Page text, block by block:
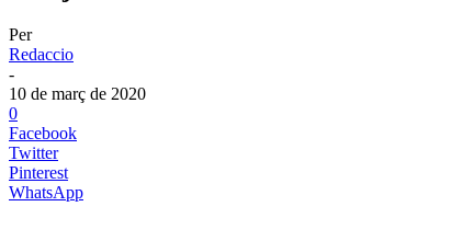
Per
Redaccio
-
10 de març de 2020
0
Facebook
Twitter
Pinterest
WhatsApp